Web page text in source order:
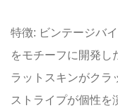
特徴: ビンテージバ
をモチーフに開発
ラットスキンがクラ
ストライプが個性